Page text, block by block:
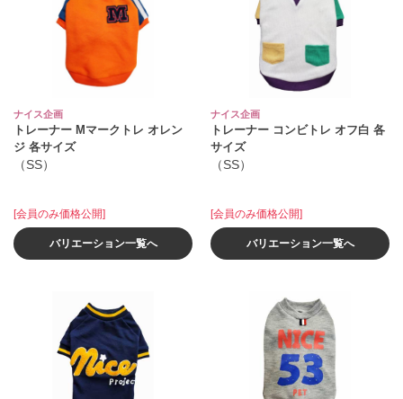
ナイス企画
トレーナー Mマークトレ オレン
ジ 各サイズ
（SS）
[会員のみ価格公開]
バリエーション一覧へ
ナイス企画
トレーナー コンビトレ オフ白 各
サイズ
（SS）
[会員のみ価格公開]
バリエーション一覧へ